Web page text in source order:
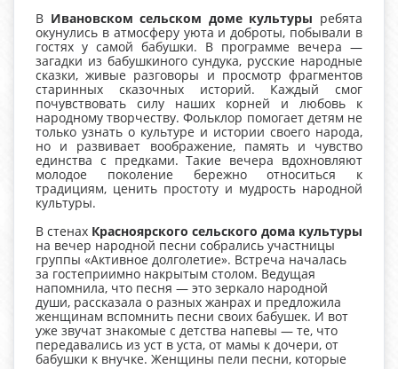
В Ивановском сельском доме культуры ребята
окунулись в атмосферу уюта и доброты, побывали в
гостях у самой бабушки. В программе вечера —
загадки из бабушкиного сундука, русские народные
сказки, живые разговоры и просмотр фрагментов
старинных сказочных историй. Каждый смог
почувствовать силу наших корней и любовь к
народному творчеству. Фольклор помогает детям не
только узнать о культуре и истории своего народа,
но и развивает воображение, память и чувство
единства с предками. Такие вечера вдохновляют
молодое поколение бережно относиться к
традициям, ценить простоту и мудрость народной
культуры.
В стенах Красноярского сельского дома культуры
на вечер народной песни собрались участницы
группы «Активное долголетие». Встреча началась
за гостеприимно накрытым столом. Ведущая
напомнила, что песня — это зеркало народной
души, рассказала о разных жанрах и предложила
женщинам вспомнить песни своих бабушек. И вот
уже звучат знакомые с детства напевы — те, что
передавались из уст в уста, от мамы к дочери, от
бабушки к внучке. Женщины пели песни, которые